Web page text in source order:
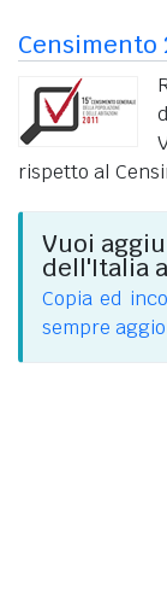
Censimento
rispetto al
Vuoi
dell'Italia
Copia ed
sempre